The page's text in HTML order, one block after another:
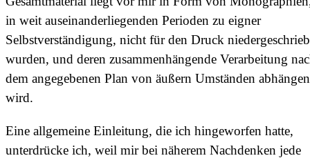
in weit auseinanderliegenden Perioden zu eigner
Selbstverständigung, nicht für den Druck
wurden, und deren zusammenhängende Verarbeitung
dem angegebenen Plan von äußern Umständen abhängen
wird.
Eine allgemeine Einleitung, die ich hingeworfen hatte,
unterdrücke ich, weil mir bei näherem Nachdenken jede